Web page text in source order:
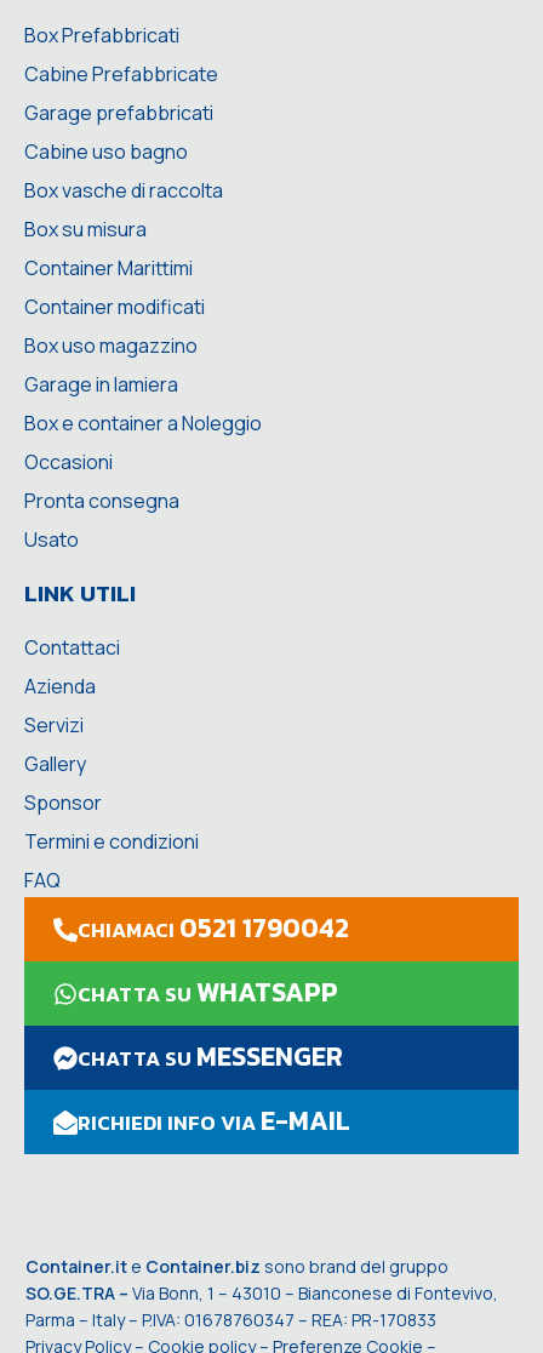
Box Prefabbricati
Cabine Prefabbricate
Garage prefabbricati
Cabine uso bagno
Box vasche di raccolta
Box su misura
Container Marittimi
Container modificati
Box uso magazzino
Garage in lamiera
Box e container a Noleggio
Occasioni
Pronta consegna
Usato
LINK UTILI
Contattaci
Azienda
Servizi
Gallery
Sponsor
Termini e condizioni
FAQ
CHIAMACI 0521 1790042
CHATTA SUWHATSAPP
CHATTA SU MESSENGER
RICHIEDI INFO VIAE-MAIL
Container.it e Container.biz sono brand del gruppo
SO.GE.TRA – Via Bonn, 1 – 43010 – Bianconese di Fontevivo,
Parma – Italy – P.IVA: 01678760347 – REA: PR-170833
Privacy Policy– Cookie policy– Preferenze Cookie –